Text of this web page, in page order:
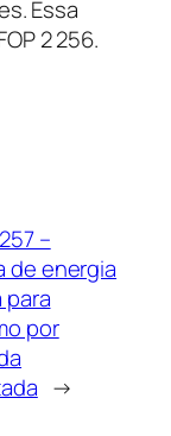
Essa
2 256.
–
de energia
por
→